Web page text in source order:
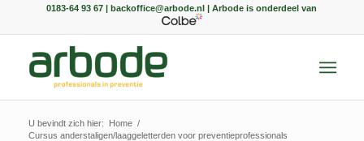
0183-64 93 67 | backoffice@arbode.nl | Arbode is onderdeel van
U bevindt zich hier: Home /
Cursus anderstaligen/laaggeletterden voor preventieprofessionals